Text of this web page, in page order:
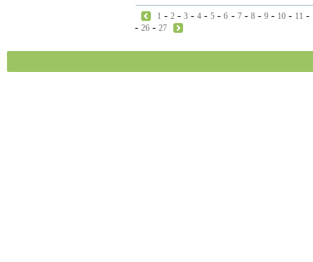
1 -2 -3 -4 -5 -6 - 7- 8- 9- 10- 11 -
- 26 - 27